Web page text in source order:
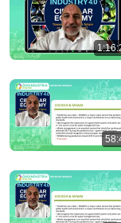
Watch his